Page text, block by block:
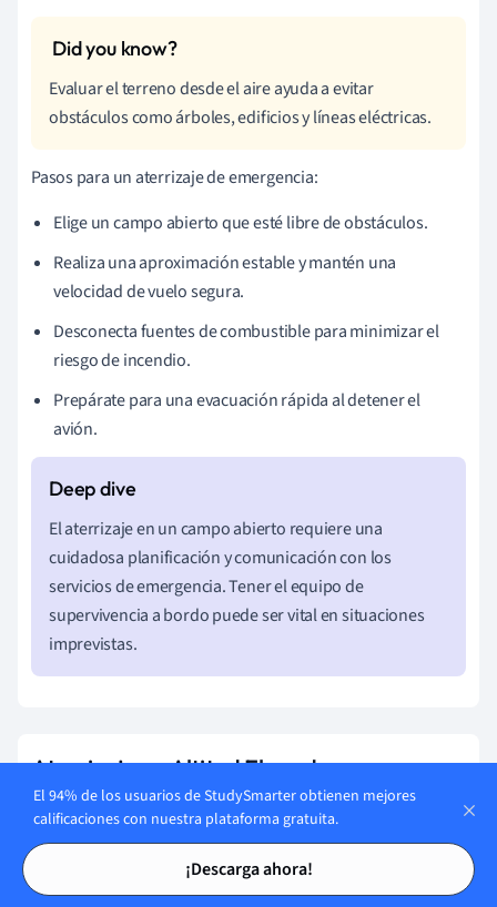
Tarjetas de estudio
Tarjetas de estudio
Evaluar el terreno desde el aire ayuda a evitar
obstáculos como árboles, edificios y líneas eléctricas.
Pasos para un aterrizaje de emergencia:
Elige un campo abierto que esté libre de obstáculos.
Realiza una aproximación estable y mantén una
velocidad de vuelo segura.
Desconecta fuentes de combustible para minimizar el
riesgo de incendio.
Prepárate para una evacuación rápida al detener el
avión.
El aterrizaje en un campo abierto requiere una
cuidadosa planificación y comunicación con los
servicios de emergencia. Tener el equipo de
supervivencia a bordo puede ser vital en situaciones
imprevistas.
Aterrizaje en Altitud Elevada
Aterrizar en aeropuertos a gran altitud requiere ajustes
específicos debido a la menor densidad del aire, lo que
afecta la eficiencia del vuelo y la potencia del motor.
El 94% de los usuarios de StudySmarter obtienen mejores
calificaciones con nuestra plataforma gratuita.
¡Descarga ahora!